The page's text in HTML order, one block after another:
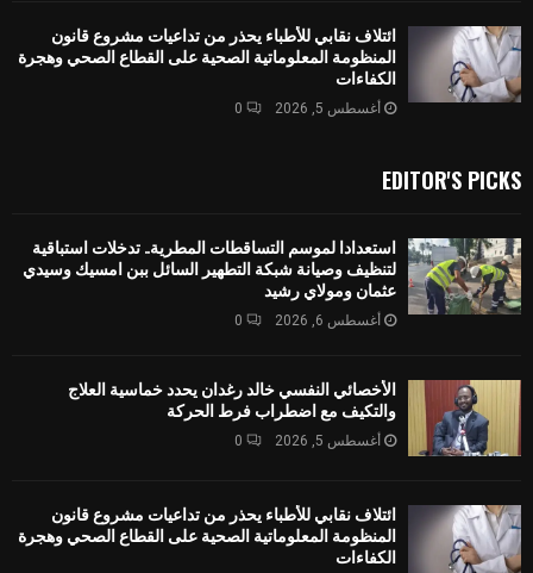
ائتلاف نقابي للأطباء يحذر من تداعيات مشروع قانون
المنظومة المعلوماتية الصحية على القطاع الصحي وهجرة
الكفاءات
أغسطس 5, 2026 0
EDITOR'S PICKS
استعدادا لموسم التساقطات المطرية.. تدخلات استباقية
لتنظيف وصيانة شبكة التطهير السائل ببن امسيك وسيدي
عثمان ومولاي رشيد
أغسطس 6, 2026 0
الأخصائي النفسي خالد رغدان يحدد خماسية العلاج
والتكيف مع اضطراب فرط الحركة
أغسطس 5, 2026 0
ائتلاف نقابي للأطباء يحذر من تداعيات مشروع قانون
المنظومة المعلوماتية الصحية على القطاع الصحي وهجرة
الكفاءات